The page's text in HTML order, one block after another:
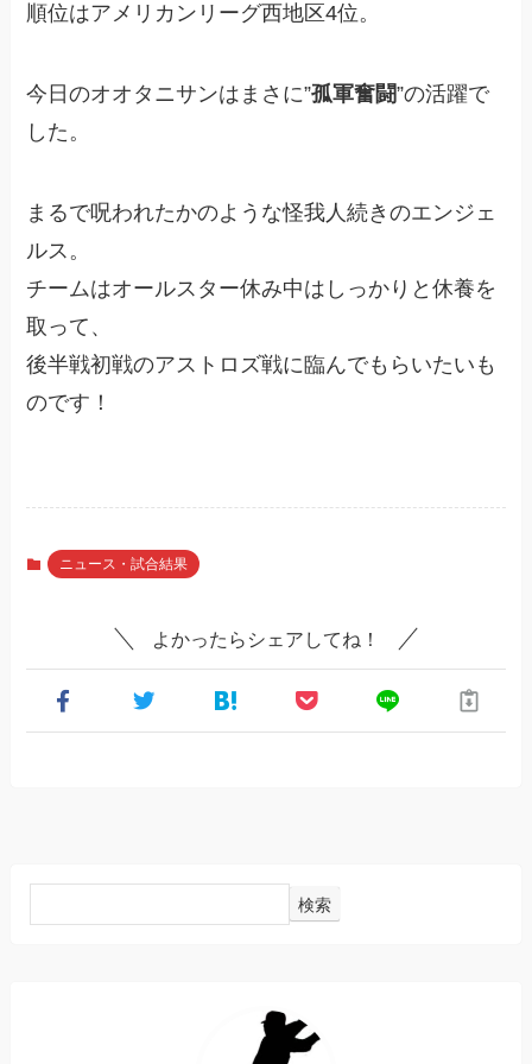
順位はアメリカンリーグ西地区4位。
今日のオオタニサンはまさに”孤軍奮闘”の活躍で
した。
まるで呪われたかのような怪我人続きのエンジェ
ルス。
チームはオールスター休み中はしっかりと休養を
取って、
後半戦初戦のアストロズ戦に臨んでもらいたいも
のです！
ニュース・試合結果
よかったらシェアしてね！
検索